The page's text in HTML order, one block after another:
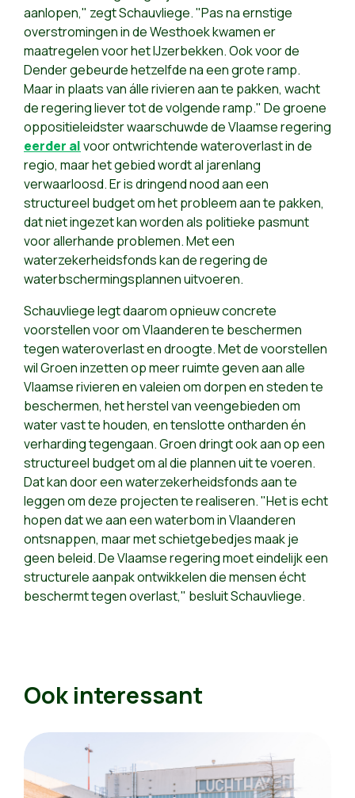
aanlopen," zegt Schauvliege. "Pas na ernstige
overstromingen in de Westhoek kwamen er
maatregelen voor het IJzerbekken. Ook voor de
Dender gebeurde hetzelfde na een grote ramp.
Maar in plaats van álle rivieren aan te pakken, wacht
de regering liever tot de volgende ramp." De groene
oppositieleidster waarschuwde de Vlaamse regering
eerder alvoor ontwrichtende wateroverlast in de
regio, maar het gebied wordt al jarenlang
verwaarloosd. Er is dringend nood aan een
structureel budget om het probleem aan te pakken,
dat niet ingezet kan worden als politieke pasmunt
voor allerhande problemen. Met een
waterzekerheidsfonds kan de regering de
waterbschermingsplannen uitvoeren.
Schauvliege legt daarom opnieuw concrete
voorstellen voor om Vlaanderen te beschermen
tegen wateroverlast en droogte. Met de voorstellen
wil Groen inzetten op meer ruimte geven aan alle
Vlaamse rivieren en valeien om dorpen en steden te
beschermen, het herstel van veengebieden om
water vast te houden, en tenslotte ontharden én
verharding tegengaan. Groen dringt ook aan op een
structureel budget om al die plannen uit te voeren.
Dat kan door een waterzekerheidsfonds aan te
leggen om deze projecten te realiseren. "Het is echt
hopen dat we aan een waterbom in Vlaanderen
ontsnappen, maar met schietgebedjes maak je
geen beleid. De Vlaamse regering moet eindelijk een
structurele aanpak ontwikkelen die mensen écht
beschermt tegen overlast," besluit Schauvliege.
Ook interessant